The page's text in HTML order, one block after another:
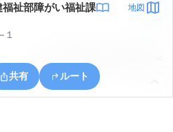
祉部障がい福祉課 地図
共有 ルート